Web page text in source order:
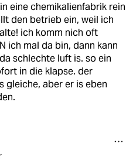
eine chemikalienfabrik rein
den betrieb ein, weil ich
ich komm nich oft
ich mal da bin, dann kann
schlechte luft is. so ein
in die klapse. der
gleiche, aber er is eben